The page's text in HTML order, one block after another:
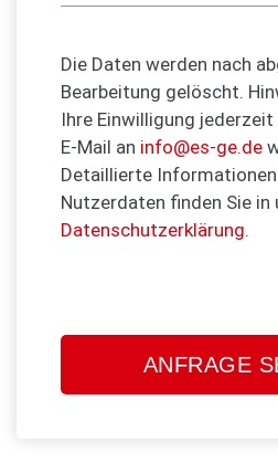
Die Daten werden nach
Bearbeitung gelöscht.
Ihre Einwilligung
E-Mail an info@es-ge.de
Detaillierte
Nutzerdaten finden Sie in
Datenschutzerklärung.
lasse